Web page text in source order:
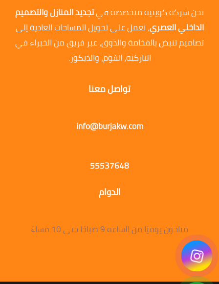
نحن شركة كويتية متخصصة فيتجديد المنازل والتصميم
الداخلي العصري، نعمل على تحويل المساحات العادية إلى
تصاميم تنبض بالفخامة والذوق، عبر فريق من الخبراء في
الباركيه، الفوم، والديكور.
تواصل معنا
info@burjakw.com
55537648
الدوام
متاحون يوميًا من الساعة 9 صباحًا حتى 10 مساءً